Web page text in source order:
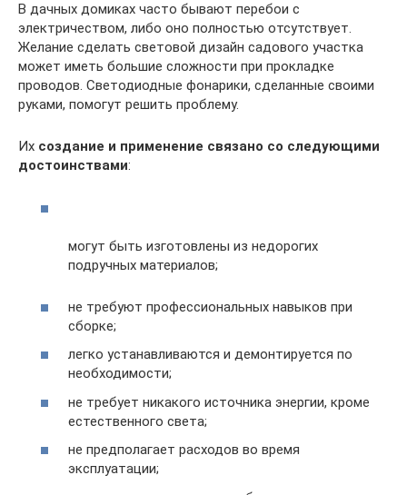
В дачных домиках часто бывают перебои с
электричеством, либо оно полностью отсутствует.
Желание сделать световой дизайн садового участка
может иметь большие сложности при прокладке
проводов. Светодиодные фонарики, сделанные своими
руками, помогут решить проблему.
Их создание и применение связано со следующими
достоинствами:
могут быть изготовлены из недорогих
подручных материалов;
не требуют профессиональных навыков при
сборке;
легко устанавливаются и демонтируется по
необходимости;
не требует никакого источника энергии, кроме
естественного света;
не предполагает расходов во время
эксплуатации;